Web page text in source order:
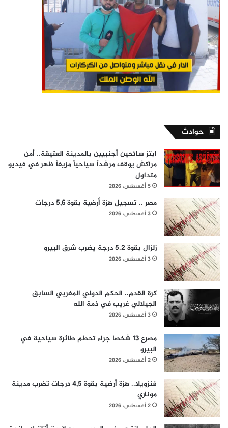
حوادث
ابتز سائحين أجنبيين بالمدينة العتيقة.. أمن
مراكش يوقف مرشداً سياحياً مزيفاً ظهر في فيديو
متداول
5 أغسطس، 2026
مصر .. تسجيل هزة أرضية بقوة 5,6 درجات
3 أغسطس، 2026
زلزال بقوة 5.2 درجة يضرب شرق البيرو
3 أغسطس، 2026
كرة القدم.. الحكم الدولي المغربي السابق
الجيلالي غريب في ذمة الله
3 أغسطس، 2026
مصرع 13 شخصا جراء تحطم طائرة سياحية في
البيرو
2 أغسطس، 2026
فنزويلا.. هزة أرضية بقوة 4,5 درجات تضرب مدينة
موناري
2 أغسطس، 2026